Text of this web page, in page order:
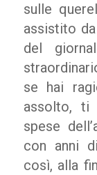
sulle
assistito
del
se hai
assolto,
spese
con anni
così, alla